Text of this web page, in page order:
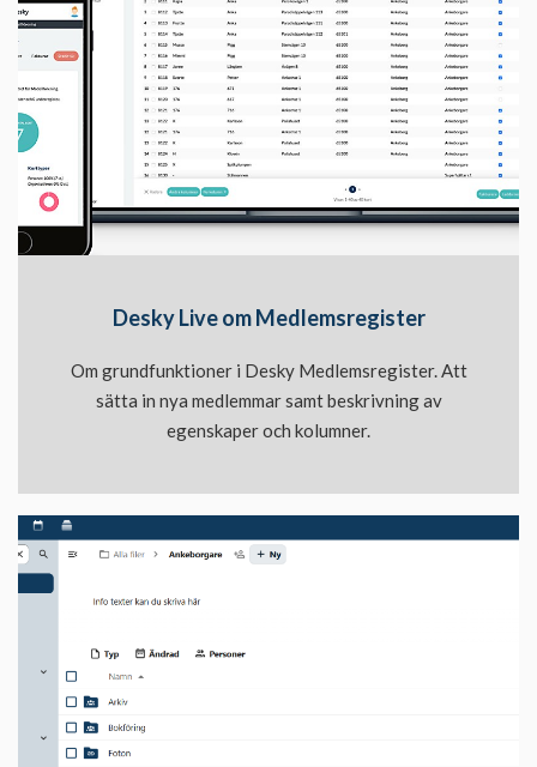
Desky Live om Medlemsregister
Om grundfunktioner i Desky Medlemsregister. Att
sätta in nya medlemmar samt beskrivning av
egenskaper och kolumner.